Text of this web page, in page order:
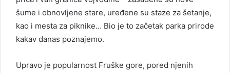
šume i obnovljene stare, uređene su staze za šetanje,
kao i mesta za piknike… Bio je to začetak parka prirode
kakav danas poznajemo.
Upravo je popularnost Fruške gore, pored njenih